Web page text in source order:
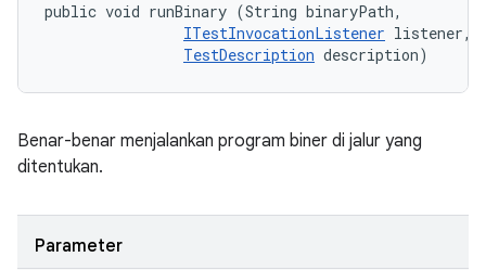
public void runBinary (String binaryPath,
ITestInvocationListener listener,
TestDescription description)
Benar-benar menjalankan program biner di jalur yang
ditentukan.
Parameter